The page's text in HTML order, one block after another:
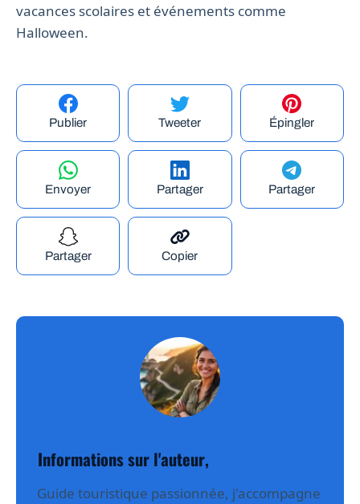
vacances scolaires et événements comme
Halloween.
Publier Tweeter Épingler
Envoyer Partager Partager
Partager Copier
Informations sur l'auteur,
Guide touristique passionnée, j'accompagne